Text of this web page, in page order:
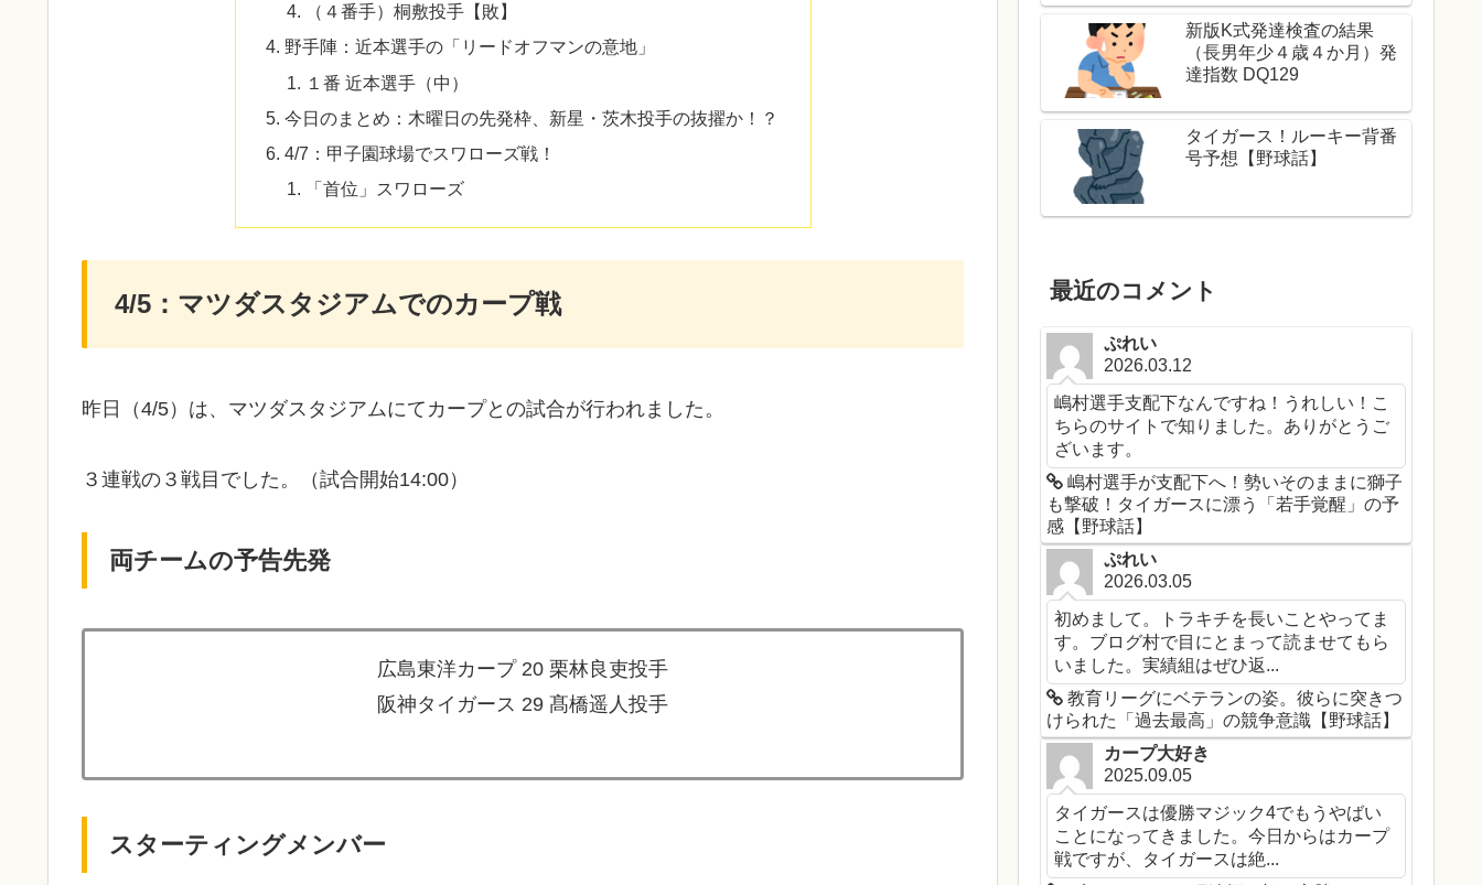
​（４番手）桐敷投手【敗】
野手陣：近本選手の「リードオフマンの意地」
１番 近本選手（中）
​今日のまとめ：木曜日の先発枠、新星・茨木投手の抜擢か！？
4/7：甲子園球場でスワローズ戦！
「首位」スワローズ
4/5：マツダスタジアムでのカープ戦
昨日（4/5）は、マツダスタジアムにてカープとの試合が行われました。
３連戦の３戦目でした。（試合開始14:00）
両チームの予告先発
広島東洋カープ 20 栗林良吏投手
阪神タイガース 29 髙橋遥人投手
スターティングメンバー
新版K式発達検査の結果
（長男年少４歳４か月）発
達指数 DQ129
タイガース！ルーキー背番
号予想【野球話】
最近のコメント
ぷれい
2026.03.12
嶋村選手支配下なんですね！うれしい！こ
ちらのサイトで知りました。ありがとうご
ざいます。
嶋村選手が支配下へ！勢いそのままに獅子
も撃破！タイガースに漂う「若手覚醒」の予
感【野球話】
ぷれい
2026.03.05
初めまして。トラキチを長いことやってま
す。ブログ村で目にとまって読ませてもら
いました。実績組はぜひ返...
教育リーグにベテランの姿。彼らに突きつ
けられた「過去最高」の競争意識【野球話】
カープ大好き
2025.09.05
タイガースは優勝マジック4でもうやばい
ことになってきました。今日からはカープ
戦ですが、タイガースは絶...